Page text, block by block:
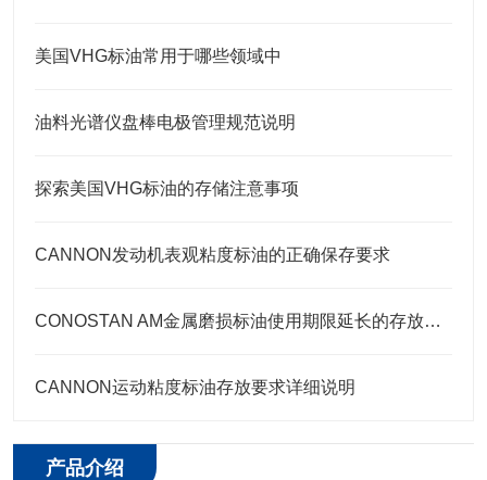
美国VHG标油常用于哪些领域中
油料光谱仪盘棒电极管理规范说明
探索美国VHG标油的存储注意事项
CANNON发动机表观粘度标油的正确保存要求
CONOSTAN AM金属磨损标油使用期限延长的存放要点
CANNON运动粘度标油存放要求详细说明
产品介绍